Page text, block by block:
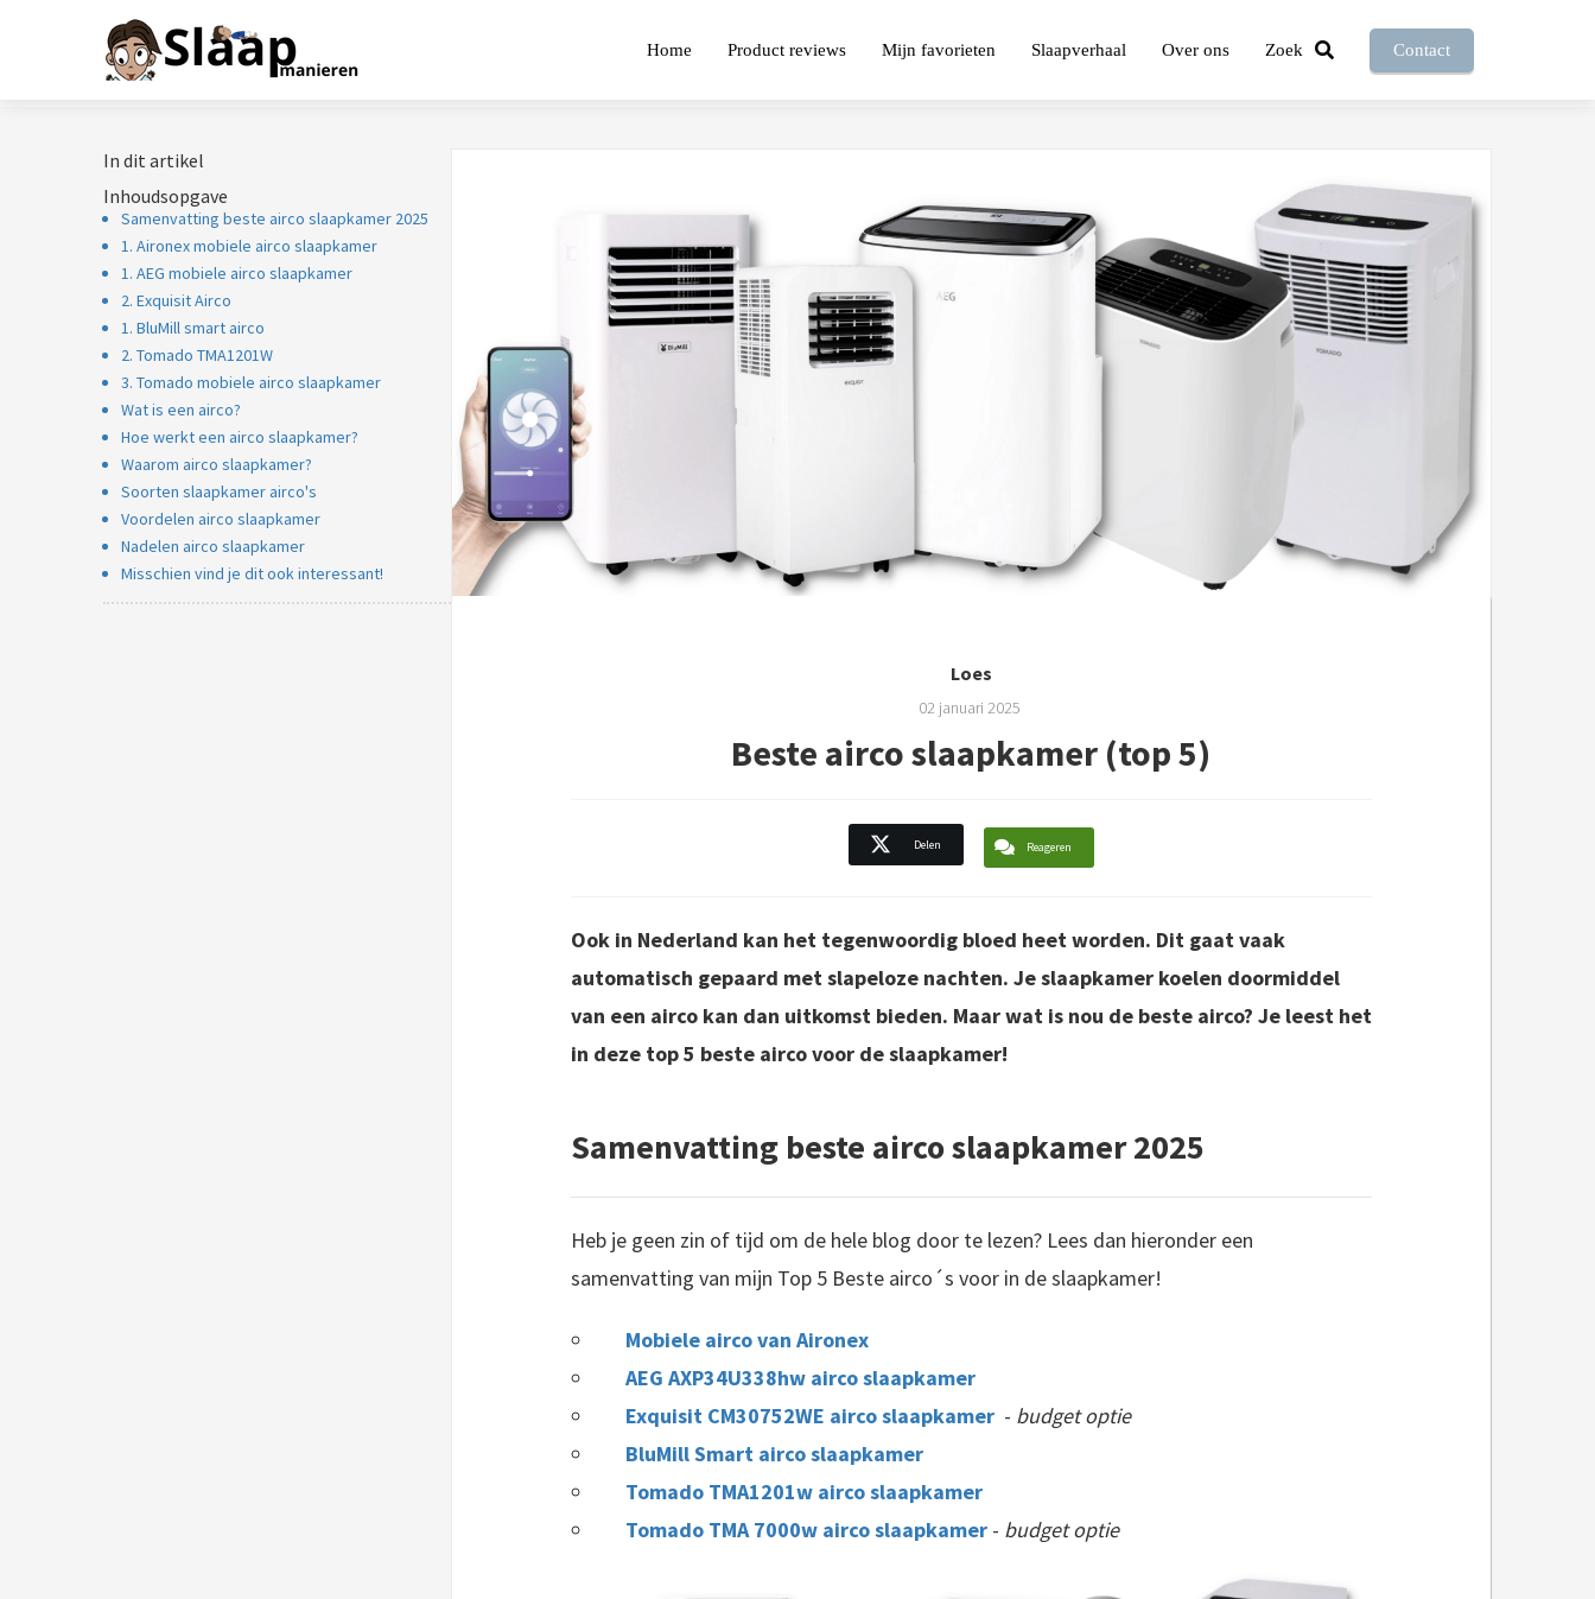
Home Product reviews Mijn favorieten Slaapverhaal Over ons Zoek Contact
In dit artikel
Inhoudsopgave
Samenvatting beste airco slaapkamer 2025
1. Aironex mobiele airco slaapkamer
1. AEG mobiele airco slaapkamer
2. Exquisit Airco
1. BluMill smart airco
2. Tomado TMA1201W
3. Tomado mobiele airco slaapkamer
Wat is een airco?
Hoe werkt een airco slaapkamer?
Waarom airco slaapkamer?
Soorten slaapkamer airco's
Voordelen airco slaapkamer
Nadelen airco slaapkamer
Misschien vind je dit ook interessant!
Loes
02 januari 2025
Beste airco slaapkamer (top 5)
Delen Reageren
Ook in Nederland kan het tegenwoordig bloed heet worden. Dit gaat vaak
automatisch gepaard met slapeloze nachten. Je slaapkamer koelen doormiddel
van een airco kan dan uitkomst bieden. Maar wat is nou de beste airco? Je leest het
in deze top 5 beste airco voor de slaapkamer!
Samenvatting beste airco slaapkamer 2025
Heb je geen zin of tijd om de hele blog door te lezen? Lees dan hieronder een
samenvatting van mijn Top 5 Beste airco´s voor in de slaapkamer!
Mobiele airco van Aironex
AEG AXP34U338hw airco slaapkamer
Exquisit CM30752WE airco slaapkamer - budget optie
BluMill Smart airco slaapkamer
Tomado TMA1201w airco slaapkamer
Tomado TMA 7000w airco slaapkamer- budget optie